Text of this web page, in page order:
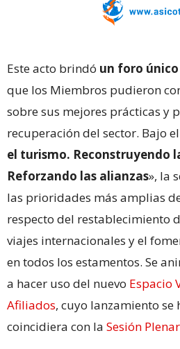
Este acto brindó un foro
que los Miembros pudieron
sobre sus mejores prácticas y
recuperación del sector. Bajo
el turismo. Reconstruyendo
Reforzando las alianzas», la
las prioridades más amplias
respecto del restablecimiento
viajes internacionales y el
en todos los estamentos. Se
a hacer uso del nuevo Espacio
Afiliados, cuyo lanzamiento
coincidiera con la Sesión